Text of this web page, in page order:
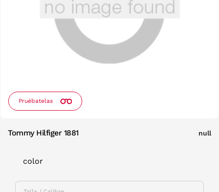
Pruébatelas
Tommy Hilfiger 1881 null
color